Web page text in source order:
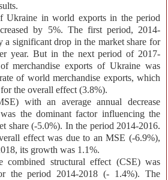
Ukraine in world exports in the period
by 5%. The first period, 2014-
a significant drop in the market share for
year. But in the next period of 2017-
merchandise exports of Ukraine was
of world merchandise exports, which
the overall effect (3.8%).
with an average annual decrease
the dominant factor influencing the
share (-5.0%). In the period 2014-2016.
effect was due to an MSE (-6.9%),
its growth was 1.1%.
combined structural effect (CSE) was
the period 2014-2018 (- 1.4%). The